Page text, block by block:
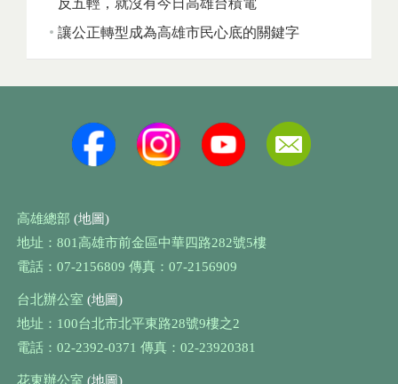
反五輕，就沒有今日高雄台積電
讓公正轉型成為高雄市民心底的關鍵字
高雄總部 (地圖)
地址：801高雄市前金區中華四路282號5樓
電話：07-2156809 傳真：07-2156909
台北辦公室 (地圖)
地址：100台北市北平東路28號9樓之2
電話：02-2392-0371 傳真：02-23920381
花東辦公室 (地圖)